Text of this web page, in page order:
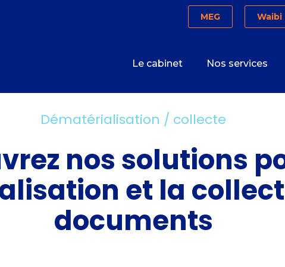
Connexion Waibi
MEG
Le cabinet Nos services
Dématérialisation / collecte
nos solutions
et la
documents